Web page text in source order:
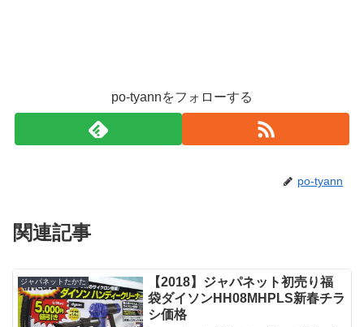
po-tyannをフォローする
po-tyann
関連記事
ジャパネットたかた
【2018】ジャパネット初売り福
袋ダイソンHH08MHPLS新春チラ
シ価格